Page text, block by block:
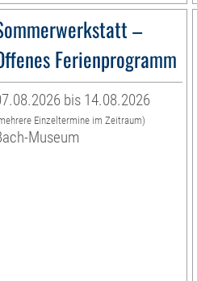
–
Ferienprogramm
bis 14.08.2026
Einzeltermine im Zeitraum)
Museum